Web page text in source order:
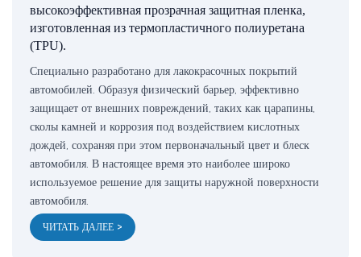
высокоэффективная прозрачная защитная пленка,
изготовленная из термопластичного полиуретана
(TPU).
Специально разработано для лакокрасочных покрытий
автомобилей. Образуя физический барьер, эффективно
защищает от внешних повреждений, таких как царапины,
сколы камней и коррозия под воздействием кислотных
дождей, сохраняя при этом первоначальный цвет и блеск
автомобиля. В настоящее время это наиболее широко
используемое решение для защиты наружной поверхности
автомобиля.
ЧИТАТЬ ДАЛЕЕ >